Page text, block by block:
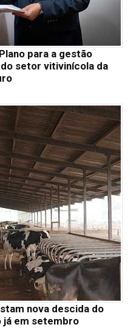
para a gestão
setor vitivinícola da
nova descida do
já em setembro